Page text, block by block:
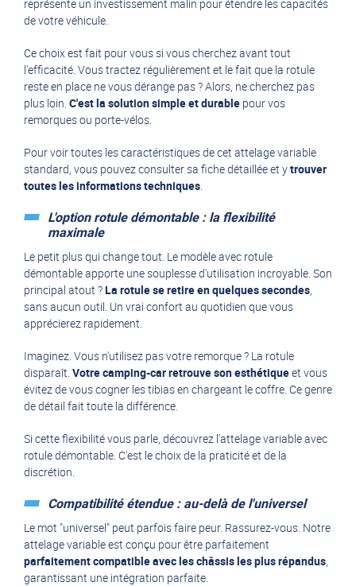
représente un investissement malin pour étendre les capacités
de votre véhicule.
Ce choix est fait pour vous si vous cherchez avant tout
l'efficacité. Vous tractez régulièrement et le fait que la rotule
reste en place ne vous dérange pas ? Alors, ne cherchez pas
plus loin. C'est la solution simple et durable pour vos
remorques ou porte-vélos.
Pour voir toutes les caractéristiques de cet attelage variable
standard, vous pouvez consulter sa fiche détaillée et ytrouver
toutes les informations techniques.
L'option rotule démontable : la flexibilité
maximale
Le petit plus qui change tout. Le modèle avec rotule
démontable apporte une souplesse d'utilisation incroyable. Son
principal atout ?La rotule se retire en quelques secondes,
sans aucun outil. Un vrai confort au quotidien que vous
apprécierez rapidement.
Imaginez. Vous n'utilisez pas votre remorque ? La rotule
disparaît. Votre camping-car retrouve son esthétiqueet vous
évitez de vous cogner les tibias en chargeant le coffre. Ce genre
de détail fait toute la différence.
Si cette flexibilité vous parle, découvrez l'attelage variable avec
rotule démontable. C'est le choix de la praticité et de la
discrétion.
Compatibilité étendue : au-delà de l'universel
Le mot "universel" peut parfois faire peur. Rassurez-vous. Notre
attelage variable est conçu pour être parfaitement
parfaitement compatible avec les châssis les plus répandus,
garantissant une intégration parfaite.